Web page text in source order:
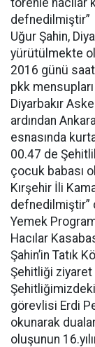
törenle hacılar
defnedilmiştir”
Uğur Şahin,
yürütülmekte
2016 günü
pkk
Diyarbakır
ardından
esnasında
00.47 de
çocuk babası
Kırşehir İli
defnedilmiştir”
Yemek
Hacılar
Şahin’in Tatık
Şehitliği
görevlisi Erdi
okunarak
oluşunun